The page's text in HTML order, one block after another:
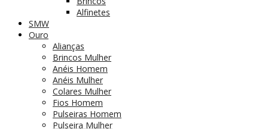
Alfinetes
SMW
Ouro
Alianças
Brincos Mulher
Anéis Homem
Anéis Mulher
Colares Mulher
Fios Homem
Pulseiras Homem
Pulseira Mulher